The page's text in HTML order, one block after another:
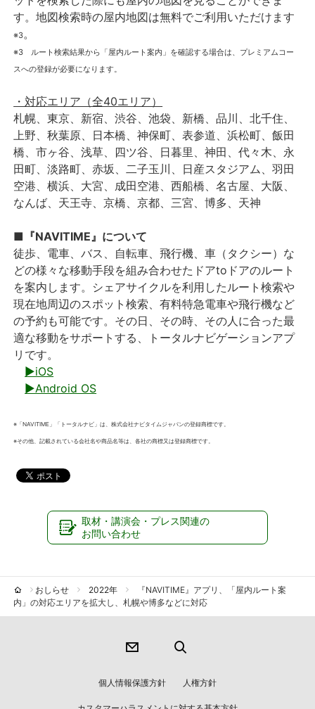
す。地図検索時の屋内地図は無料でご利用いただけます
※3。
※3 ルート検索結果から「屋内ルート案内」を確認する場合は、プレミアムコー
スへの登録が必要になります。
・対応エリア（全40エリア）
札幌、東京、新宿、渋谷、池袋、新橋、品川、北千住、
上野、秋葉原、日本橋、神保町、表参道、浜松町、飯田
橋、市ヶ谷、浅草、四ツ谷、日暮里、神田、代々木、永
田町、淡路町、赤坂、二子玉川、日産スタジアム、羽田
空港、横浜、大宮、成田空港、西船橋、名古屋、大阪、
なんば、天王寺、京橋、京都、三宮、博多、天神
■『NAVITIME』について
徒歩、電車、バス、自転車、飛行機、車（タクシー）な
どの様々な移動手段を組み合わせたドアtoドアのルート
を案内します。シェアサイクルを利用したルート検索や
現在地周辺のスポット検索、有料特急電車や飛行機など
の予約も可能です。その日、その時、その人に合った最
適な移動をサポートする、トータルナビゲーションアプ
リです。
▶iOS
▶Android OS
※「NAVITIME」「トータルナビ」は、株式会社ナビタイムジャパンの登録商標です。
※その他、記載されている会社名や商品名等は、各社の商標又は登録商標です。
取材・講演会・プレス関連の
お問い合わせ
おしらせ 2022年
『NAVITIME』アプリ、「屋内ルート案
内」の対応エリアを拡大し、札幌や博多などに対応
個人情報保護方針 人権方針